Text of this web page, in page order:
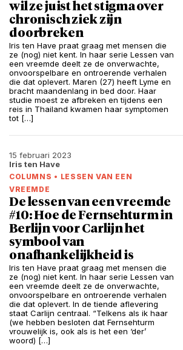
wil ze juist het stigma over
chronisch ziek zijn
doorbreken
Iris ten Have praat graag met mensen die
ze (nog) niet kent. In haar serie Lessen van
een vreemde deelt ze de onverwachte,
onvoorspelbare en ontroerende verhalen
die dat oplevert. Maren (27) heeft Lyme en
bracht maandenlang in bed door. Haar
studie moest ze afbreken en tijdens een
reis in Thailand kwamen haar symptomen
tot […]
15 februari 2023
Iris ten Have
COLUMNS • LESSEN VAN EEN
VREEMDE
De lessen van een vreemde
#10: Hoe de Fernsehturm in
Berlijn voor Carlijn het
symbool van
onafhankelijkheid is
Iris ten Have praat graag met mensen die
ze (nog) niet kent. In haar serie Lessen van
een vreemde deelt ze de onverwachte,
onvoorspelbare en ontroerende verhalen
die dat oplevert. In de tiende aflevering
staat Carlijn centraal. “Telkens als ik haar
(we hebben besloten dat Fernsehturm
vrouwelijk is, ook als is het een ‘der’
woord) […]